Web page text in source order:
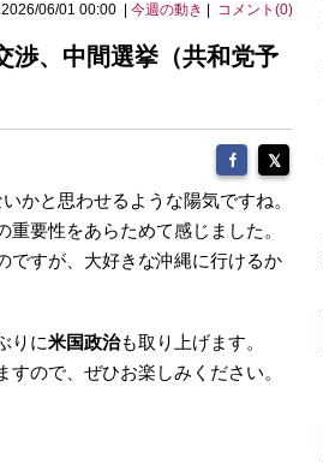
2026/06/01 00:00 | 今週の動き コメント(0)
渉、中間選挙（共和党予
かと思わせるような陽気ですね。
要性をあらためて感じました。
ですが、大好きな沖縄に行けるか
りに米国政治も取り上げます。
すので、ぜひお楽しみください。